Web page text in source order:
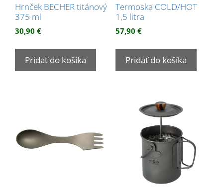
Hrnček BECHER titánový
375 ml
30,90 €
Pridať do košíka
Termoska COLD/HOT
1,5 litra
57,90 €
Pridať do košíka